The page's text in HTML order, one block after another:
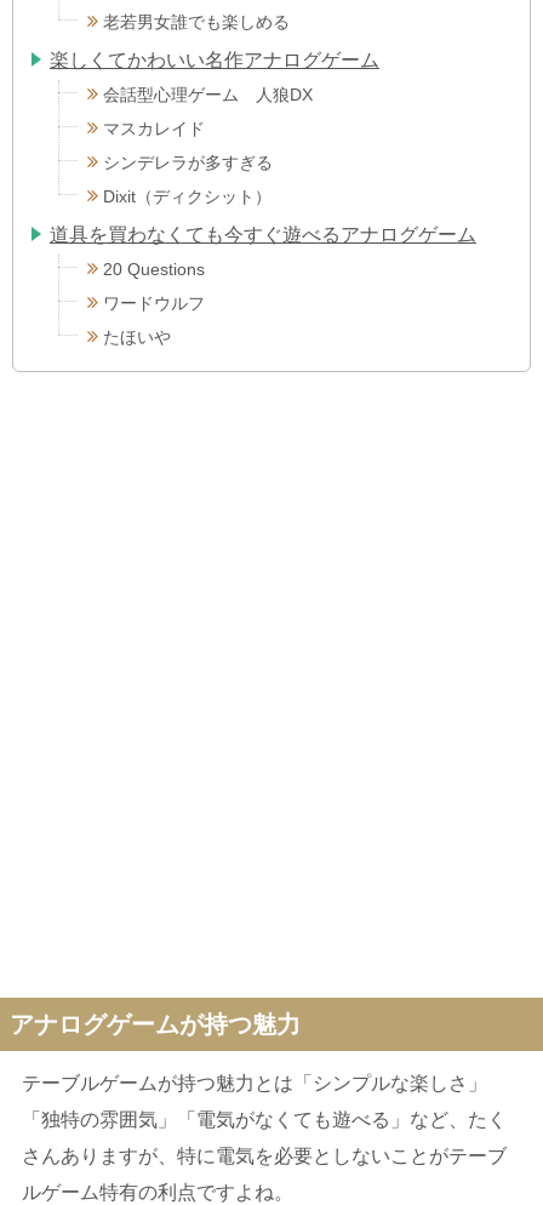
老若男女誰でも楽しめる
楽しくてかわいい名作アナログゲーム
会話型心理ゲーム 人狼DX
マスカレイド
シンデレラが多すぎる
Dixit（ディクシット）
道具を買わなくても今すぐ遊べるアナログゲーム
20 Questions
ワードウルフ
たほいや
アナログゲームが持つ魅力
テーブルゲームが持つ魅力とは「シンプルな楽しさ」
「独特の雰囲気」「電気がなくても遊べる」など、たく
さんありますが、特に電気を必要としないことがテーブ
ルゲーム特有の利点ですよね。